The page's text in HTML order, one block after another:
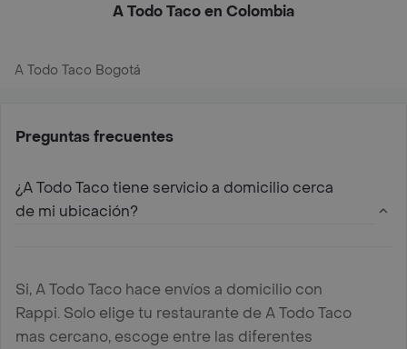
A Todo Taco en Colombia
A Todo Taco Bogotá
Preguntas frecuentes
¿A Todo Taco tiene servicio a domicilio cerca
de mi ubicación?
Si, A Todo Taco hace envíos a domicilio con
Rappi. Solo elige tu restaurante de A Todo Taco
mas cercano, escoge entre las diferentes